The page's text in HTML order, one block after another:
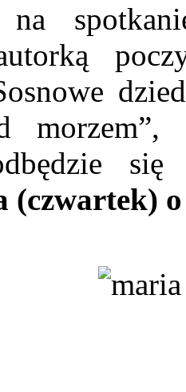
na
morzem”,
(czwartek)